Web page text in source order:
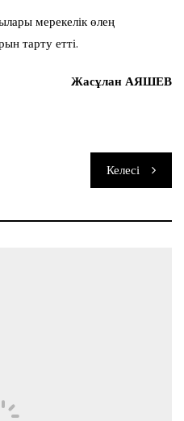
мерекелік өлең
тарту етті.
Жасұлан АЯШЕВ
Келесі